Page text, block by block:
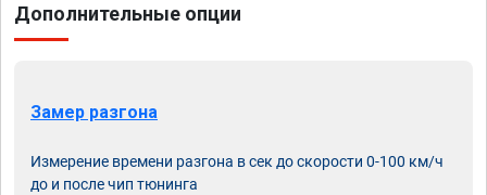
Дополнительные опции
Замер разгона
Измерение времени разгона в сек до скорости 0-100 км/ч
до и после чип тюнинга